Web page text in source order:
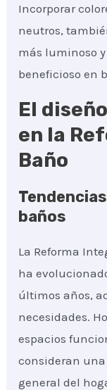
Incorporar
neutros,
más luminoso
beneficioso en
El
en la
Baño
baños
La Reforma
ha
últimos años,
necesidades.
espacios
consideran
general del